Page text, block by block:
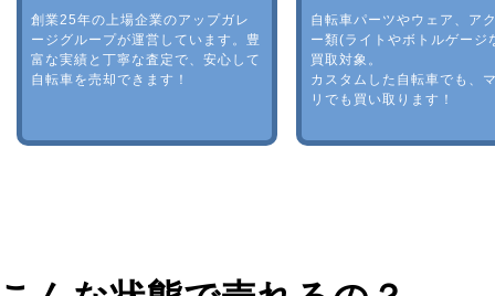
創業25年の上場企業のアップガレ
ージグループが運営しています。豊
富な実績と丁寧な査定で、安心して
自転車を売却できます！
自転車パーツやウェア、ア
ー類(ライトやボトルゲージ
買取対象。
カスタムした自転車でも、
リでも買い取ります！